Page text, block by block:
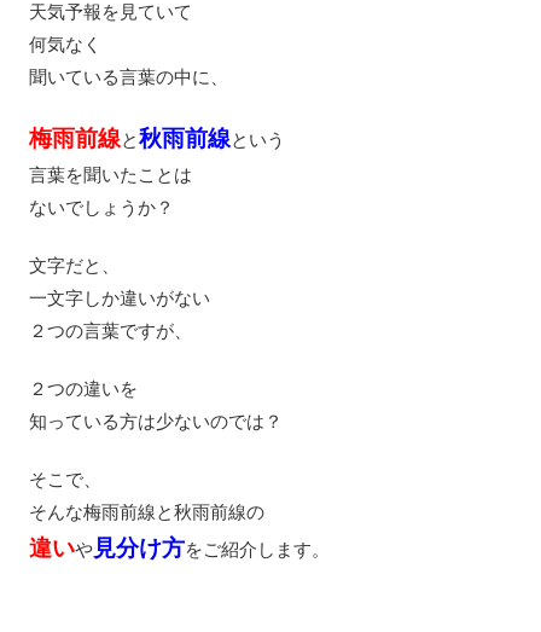
天気予報を見ていて
何気なく
聞いている言葉の中に、
梅雨前線と秋雨前線という
言葉を聞いたことは
ないでしょうか？
文字だと、
一文字しか違いがない
２つの言葉ですが、
２つの違いを
知っている方は少ないのでは？
そこで、
そんな梅雨前線と秋雨前線の
違いや 見分け方をご紹介します。